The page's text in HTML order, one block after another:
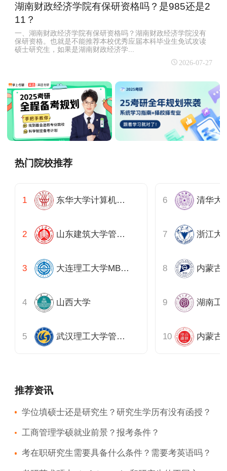
湖南财政经济学院有保研资格吗？是985还是2
11？
一、湖南财政经济学院有保研资格吗？湖南财政经济学院没有
保研资格。也就是不能推荐本校优秀应届本科毕业生免试攻读
硕士研究生，如果是湖南财政经济学...
2026-07-27
热门院校推荐
东华大学计算机科学与技术学院
山东建筑大学管理工程学院
大连理工大学MBA-EMBA教育中心
山西大学
武汉理工大学管理学院
湖南工
推荐资讯
学位填硕士还是研究生？研究生学历有没有函授？
工商管理学硕就业前景？报考条件？
考在职研究生需要具备什么条件？需要考英语吗？